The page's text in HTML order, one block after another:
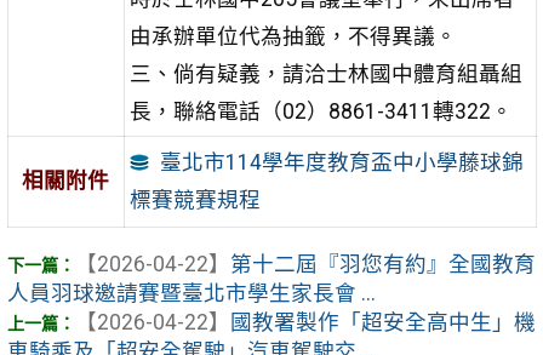
由承辦單位代為抽籤，不得異議。
三、倘有疑義，請洽士林國中體育組聶組
長，聯絡電話（02）8861-3411轉322。
相關附件
臺北市114學年度教育盃中小學藤球錦
標賽競賽規程
【2026-04-22】 第十二屆『羽您有約』全國教育
人員羽球邀請賽暨臺北市學生家長會 ...
【2026-04-22】
國教署製作「超安全高中生」機